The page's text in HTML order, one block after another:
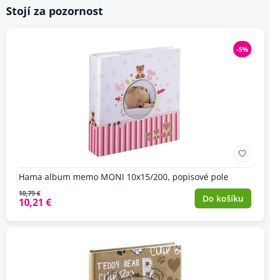
Stojí za pozornost
-5%
Hama album memo MONI 10x15/200, popisové pole
10,79 €
10,21 € Do košíku